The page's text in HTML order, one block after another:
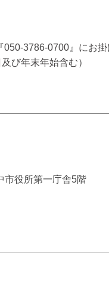
3786-0700』にお
び年末年始含む）
役所第一庁舎5階